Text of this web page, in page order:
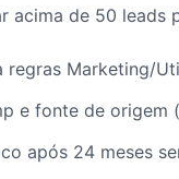
acima de 50 leads
regras Marketing/
e fonte de origem
após 24 meses